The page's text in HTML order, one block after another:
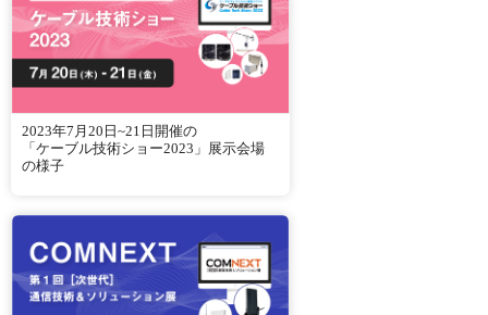
2023年7月20日~21日開催の
「ケーブル技術ショー2023」展示会場
の様子